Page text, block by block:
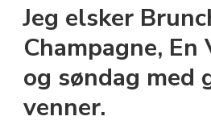
Jeg elsker
Champagne, En
og søndag med
venner.